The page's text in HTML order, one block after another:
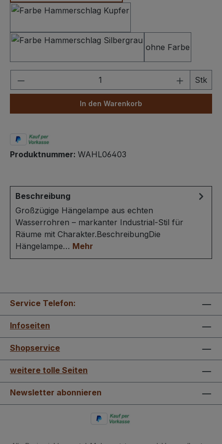
Hammerschlag Silbergrau
ohne Farbe
Produkt Anzahl: Gib den Stk
In den Warenkorb
Produktnummer: WAHL06403
Beschreibung
Großzügige Hängelampe aus echten
Wasserrohren – markanter Industrial-Stil für
Räume mit Charakter.BeschreibungDie
Hängelampe… Mehr
Service Telefon:
Infoseiten
Shopservice
weitere tolle Seiten
Newsletter abonnieren